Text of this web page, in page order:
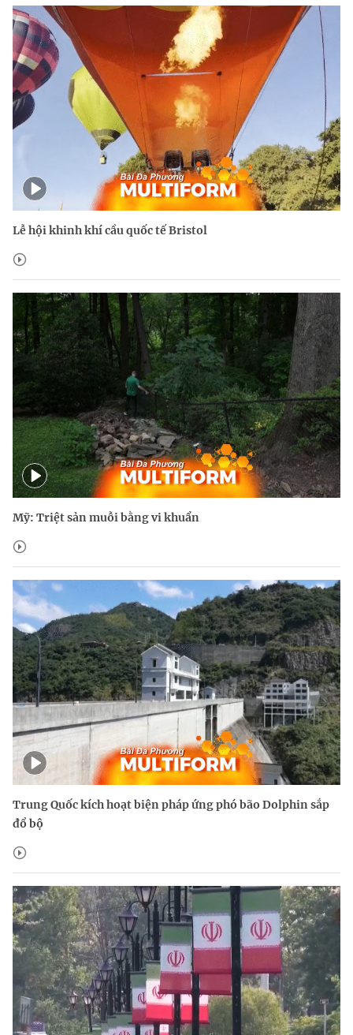
Lễ hội khinh khí cầu quốc tế Bristol
Mỹ: Triệt sản muỗi bằng vi khuẩn
Trung Quốc kích hoạt biện pháp ứng phó bão Dolphin sắp
đổ bộ